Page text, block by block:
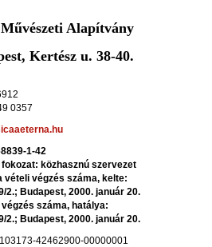
Alapítvány
Kertész u. 38-40.
0357
1-42
közhasznú szervezet
vételi végzés száma, kelte:
2.; Budapest, 2000. január 20.
száma, hatálya:
2.; Budapest, 2000. január 20.
42462900-00000001